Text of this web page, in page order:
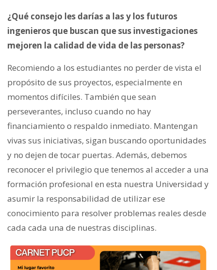
¿Qué consejo les darías a las y los futuros
ingenieros que buscan que sus investigaciones
mejoren la calidad de vida de las personas?
Recomiendo a los estudiantes no perder de vista el
propósito de sus proyectos, especialmente en
momentos difíciles. También que sean
perseverantes, incluso cuando no hay
financiamiento o respaldo inmediato. Mantengan
vivas sus iniciativas, sigan buscando oportunidades
y no dejen de tocar puertas. Además, debemos
reconocer el privilegio que tenemos al acceder a una
formación profesional en esta nuestra Universidad y
asumir la responsabilidad de utilizar ese
conocimiento para resolver problemas reales desde
cada cada una de nuestras disciplinas.